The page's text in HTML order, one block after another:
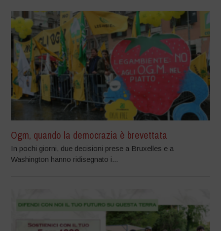
Ogm, quando la democrazia è brevettata
In pochi giorni, due decisioni prese a Bruxelles e a
Washington hanno ridisegnato i...